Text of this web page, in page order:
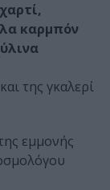
καρμπόν
της γκαλερί
εμμονής